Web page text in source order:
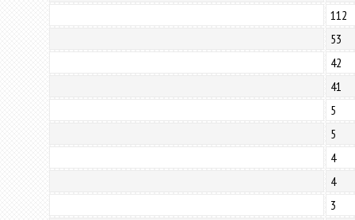
112
53
42
41
5
5
4
4
3